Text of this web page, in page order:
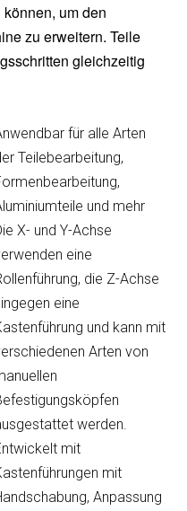
um den
zu erweitern. Teile
gleichzeitig
für alle Arten
Teilebearbeitung,
und mehr
X- und Y-Achse
eine
die Z-Achse
eine
und kann mit
Arten von
werden.
mit
mit
Anpassung